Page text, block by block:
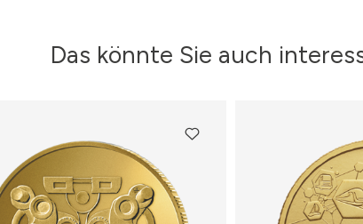
Das könnte Sie auch